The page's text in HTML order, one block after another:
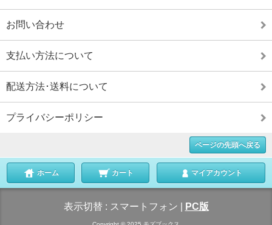
お問い合わせ
支払い方法について
配送方法･送料について
プライバシーポリシー
ページの先頭へ戻る
ホーム カート マイアカウント
表示切替 : スマートフォン PC版